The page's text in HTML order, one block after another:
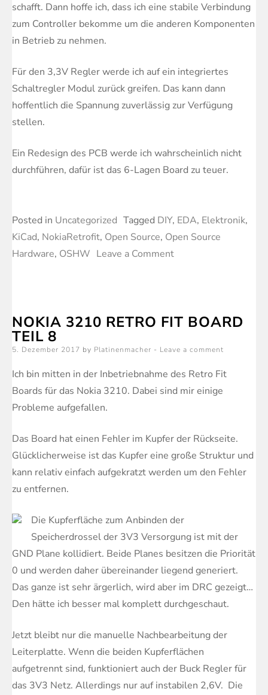
schafft. Dann hoffe ich, dass ich eine stabile Verbindung
zum Controller bekomme um die anderen Komponenten
in Betrieb zu nehmen.
Für den 3,3V Regler werde ich auf ein integriertes
Schaltregler Modul zurück greifen. Das kann dann
hoffentlich die Spannung zuverlässig zur Verfügung
stellen.
Ein Redesign des PCB werde ich wahrscheinlich nicht
durchführen, dafür ist das 6-Lagen Board zu teuer.
Posted in Uncategorized Tagged DIY, EDA, Elektronik,
KiCad, NokiaRetrofit, Open Source, Open Source
Hardware, OSHW Leave a Commenton
Fit
Teil
9
NOKIA 3210 RETRO FIT BOARD
TEIL 8
Posted
5. Dezember 2017 by Platinenmacher Leave a comment
Ich bin mitten in der Inbetriebnahme des Retro Fit
Boards für das Nokia 3210. Dabei sind mir einige
Probleme aufgefallen.
Das Board hat einen Fehler im Kupfer der Rückseite.
Glücklicherweise ist das Kupfer eine große Struktur und
kann relativ einfach aufgekratzt werden um den Fehler
zu entfernen.
Die Kupferfläche zum Anbinden der
Speicherdrossel der 3V3 Versorgung ist mit der
GND Plane kollidiert. Beide Planes besitzen die Priorität
0 und werden daher übereinander liegend generiert.
Das ganze ist sehr ärgerlich, wird aber im DRC gezeigt…
Den hätte ich besser mal komplett durchgeschaut.
Jetzt bleibt nur die manuelle Nachbearbeitung der
Leiterplatte. Wenn die beiden Kupferflächen
aufgetrennt sind, funktioniert auch der Buck Regler für
das 3V3 Netz. Allerdings nur auf instabilen 2,6V. Die